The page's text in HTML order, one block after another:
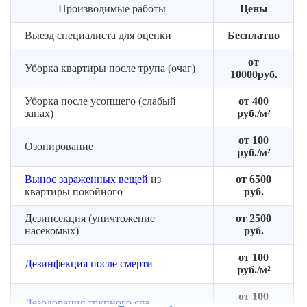
в
квартире
Производимые работы Цены
Выезд специалиста для оценки Бесплатно
Уборка квартиры после трупа (очаг)
от
10000руб.
Уборка после усопшего (слабый
запах)
от 400
руб./м²
Озонирование
от 100
руб./м²
Вынос зараженных вещей из
квартиры покойного
от 6500
руб.
Дезинсекция (уничтожение
насекомых)
от 2500
руб.
Дезинфекция после смерти
от 100
руб./м²
Дезодорация трупного яда
от 100